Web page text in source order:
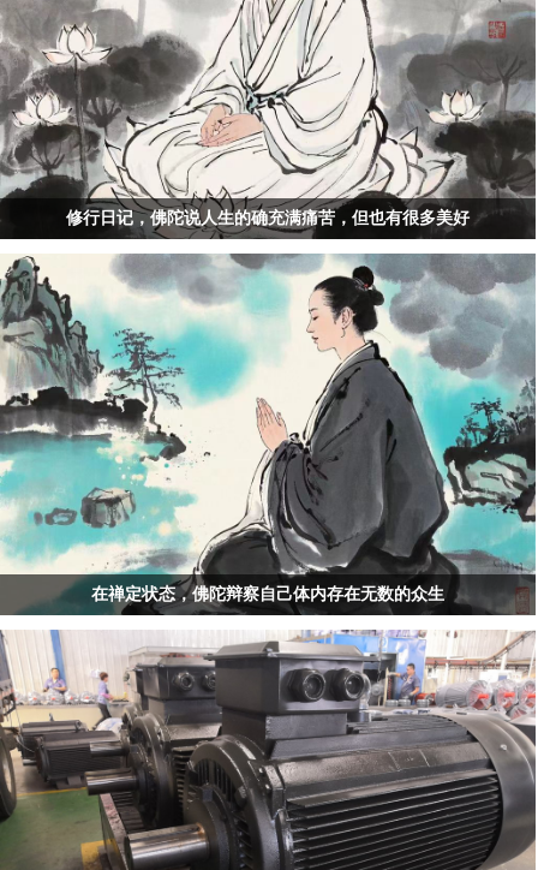
修行日记，佛陀说人生的确充满痛苦，但也有很多美好
修行日记，佛陀说人生的确充满痛苦，但也有很多美好
在禅定状态，佛陀辩察自己体内存在无数的众生
在禅定状态，佛陀辩察自己体内存在无数的众生